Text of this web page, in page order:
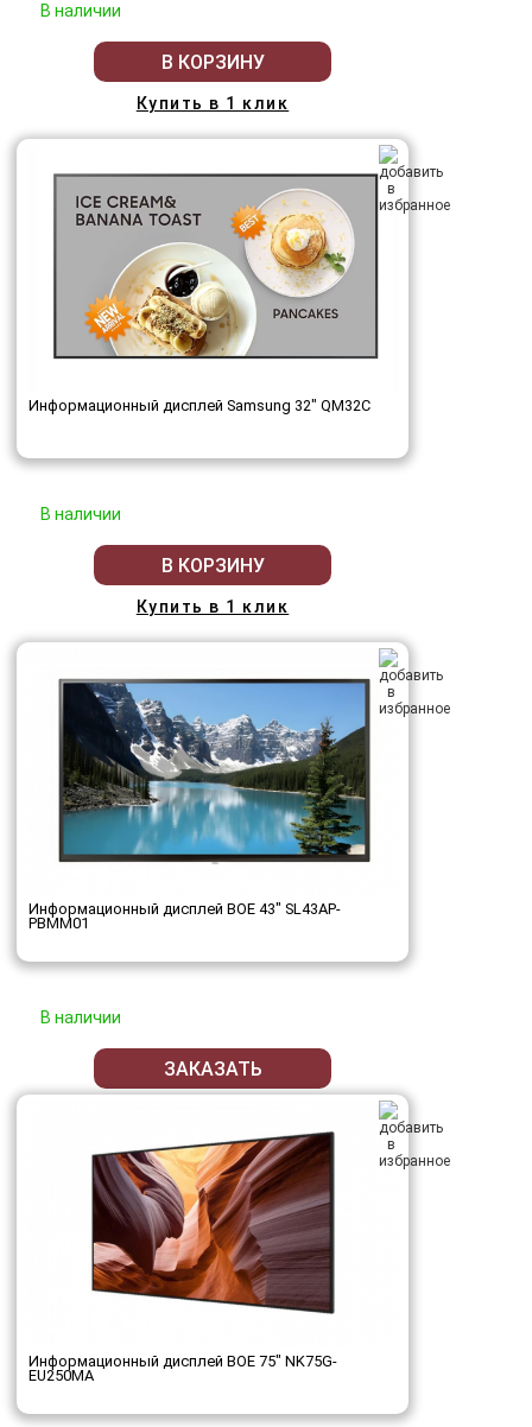
В наличии
В КОРЗИНУ
Купить в 1 клик
Информационный дисплей Samsung 32" QM32C
В наличии
В КОРЗИНУ
Купить в 1 клик
Информационный дисплей BOE 43" SL43AP-
PBMM01
В наличии
ЗАКАЗАТЬ
Информационный дисплей BOE 75" NK75G-
EU250MA